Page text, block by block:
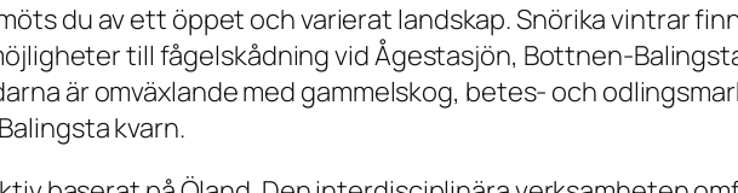
du av ett öppet och varierat landskap. Snörika vintrar
till fågelskådning vid Ågestasjön, Bottnen-
är omväxlande med gammelskog, betes- och
kvarn.